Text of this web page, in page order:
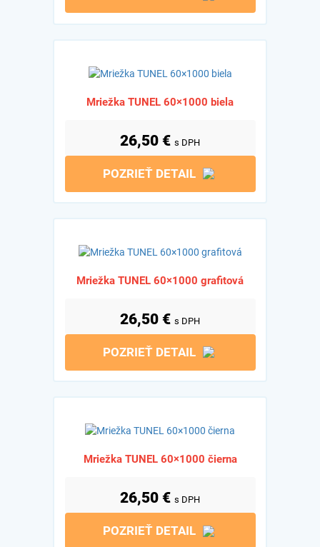
Mriežka TUNEL 60×1000 biela
26,50 € s DPH
POZRIEŤ DETAIL
Mriežka TUNEL 60×1000 grafitová
26,50 € s DPH
POZRIEŤ DETAIL
Mriežka TUNEL 60×1000 čierna
26,50 € s DPH
POZRIEŤ DETAIL